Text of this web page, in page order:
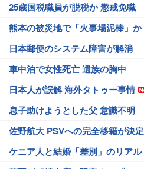
25歳国税職員が脱税か 懲戒免職
熊本の被災地で「火事場泥棒」か
日本郵便のシステム障害が解消
車中泊で女性死亡 遺族の胸中
日本人が誤解 海外タトゥー事情
息子助けようとした父 意識不明
佐野航大 PSVへの完全移籍が決定
ケニア人と結婚「差別」のリアル